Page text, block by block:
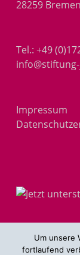
28259 Bremen
Tel.: +49
Impressum
Um unsere
fortlaufend